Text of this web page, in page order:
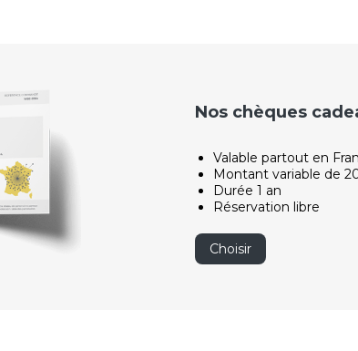
Nos chèques
Valable partout en
Montant variable de
Durée 1 an
Réservation libre
Choisir